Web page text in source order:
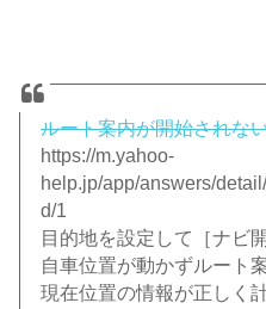
ルート案内が開始されな
https://m.yahoo-
help.jp/app/answers/
d/1
目的地を設定して［ナビ
自車位置が動かずルート
現在位置の情報が正しく